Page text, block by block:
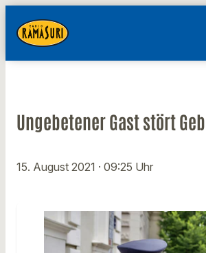
Ungebetener Gast stört
15. August 2021 · 09:25 Uhr